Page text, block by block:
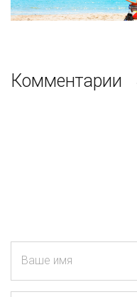
Комментарии
Ваше имя